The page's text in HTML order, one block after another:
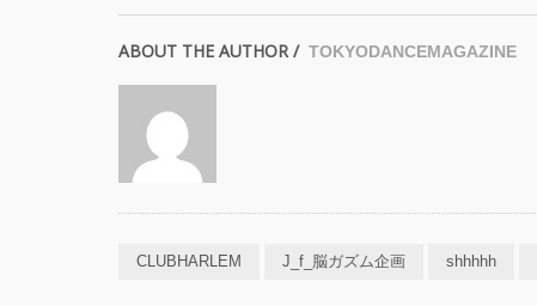
ABOUT THE AUTHOR / TOKYODANCEMAGAZINE
CLUBHARLEM J_f_脳ガズム企画 shhhhh